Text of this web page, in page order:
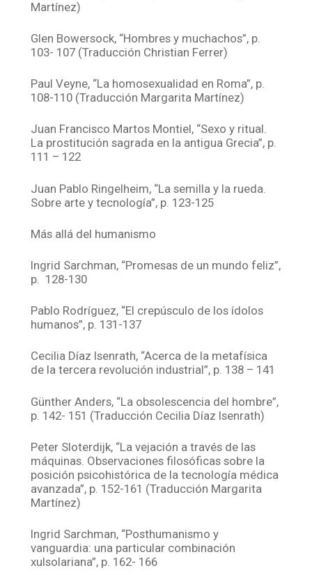
Martínez)
Glen Bowersock, “Hombres y muchachos”, p.
103- 107 (Traducción Christian Ferrer)
Paul Veyne, “La homosexualidad en Roma”, p.
108-110 (Traducción Margarita Martínez)
Juan Francisco Martos Montiel, “Sexo y ritual.
La prostitución sagrada en la antigua Grecia”, p.
111 – 122
Juan Pablo Ringelheim, “La semilla y la rueda.
Sobre arte y tecnología”, p. 123-125
Más allá del humanismo
Ingrid Sarchman, “Promesas de un mundo feliz”,
p. 128-130
Pablo Rodríguez, “El crepúsculo de los ídolos
humanos”, p. 131-137
Cecilia Díaz Isenrath, “Acerca de la metafísica
de la tercera revolución industrial”, p. 138 – 141
Günther Anders, “La obsolescencia del hombre”,
p. 142- 151 (Traducción Cecilia Díaz Isenrath)
Peter Sloterdijk, “La vejación a través de las
máquinas. Observaciones filosóficas sobre la
posición psicohistórica de la tecnología médica
avanzada”, p. 152-161 (Traducción Margarita
Martínez)
Ingrid Sarchman, “Posthumanismo y
vanguardia: una particular combinación
xulsolariana”, p. 162- 166